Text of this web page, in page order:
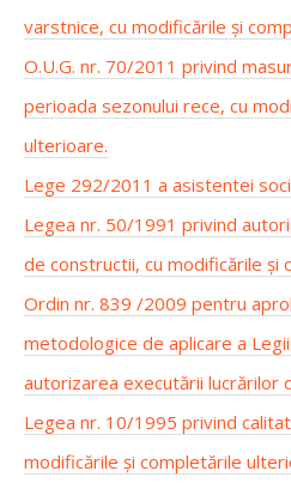
varstnice, cu modificările și
O.U.G. nr. 70/2011 privind
perioada sezonului rece, cu
ulterioare.
Lege 292/2011 a asistentei
Legea nr. 50/1991 privind
de constructii, cu modificările și
Ordin nr. 839 /2009 pentru
metodologice de aplicare a
autorizarea executării lucrărilor
Legea nr. 10/1995 privind
modificările și completările